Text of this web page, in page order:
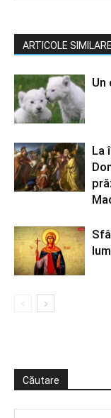
ARTICOLE SIMILARE
Un
La
Căutare